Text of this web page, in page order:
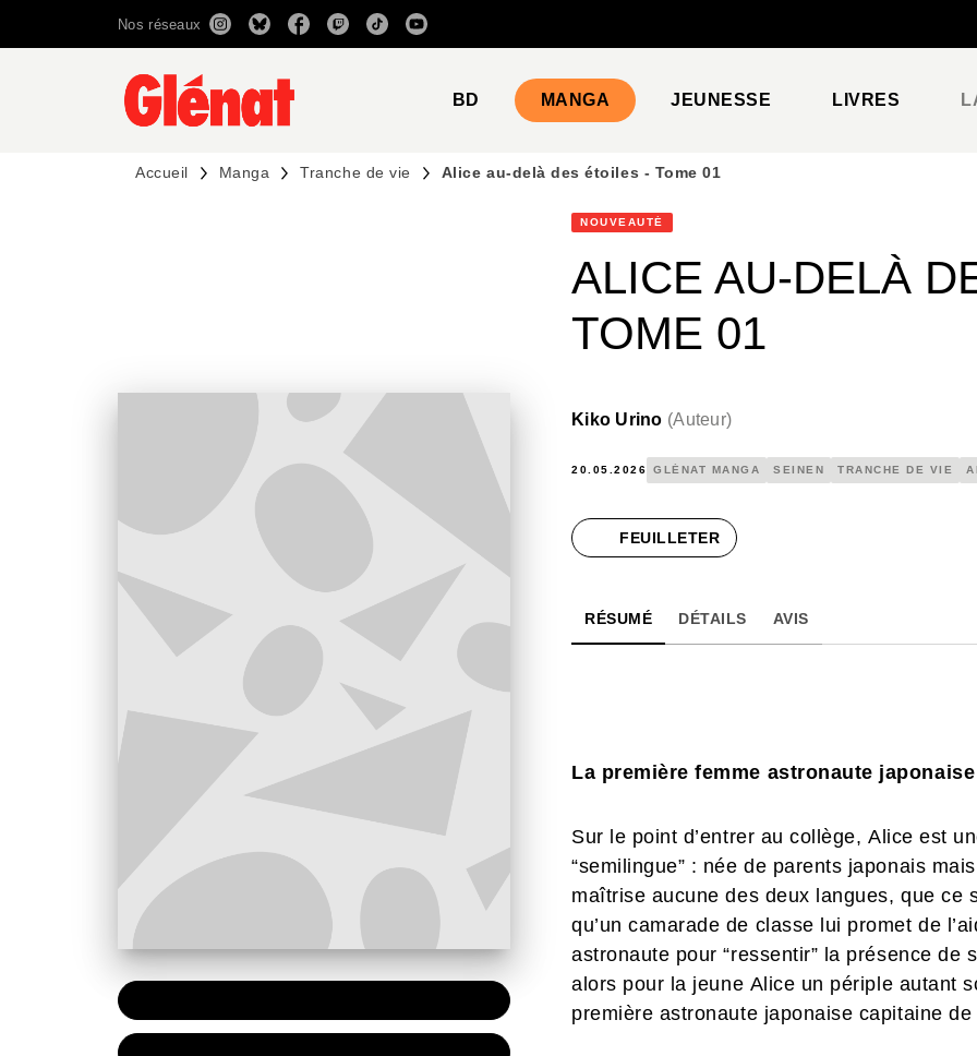
RECHERCHE CONTENU
Nos réseaux
BD MANGA JEUNESSE LIVRES
Accueil Manga Tranche de vie Alice au-delà des étoiles - Tome 01
NOUVEAUTÉ
ALICE AU-DELÀ
TOME 01
Kiko Urino (Auteur)
20.05.2026 GLÉNAT MANGA SEINEN TRANCHE DE VIE
FEUILLETER
RÉSUMÉ DÉTAILS AVIS
La première femme astronaute
Sur le point d’entrer au collège, Alice est
“semilingue” : née de parents japonais
maîtrise aucune des deux langues, que ce
qu’un camarade de classe lui promet de
astronaute pour “ressentir” la présence de
alors pour la jeune Alice un périple autant
première astronaute japonaise capitaine